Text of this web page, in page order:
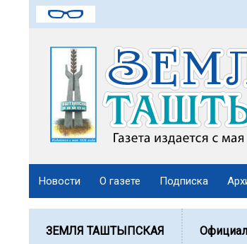
Новости О газете Подписка
ЗЕМЛЯ ТАШТЫПСКАЯ